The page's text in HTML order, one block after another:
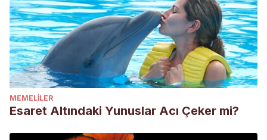
MEMELILER
Esaret Altındaki Yunuslar Acı Çeker mi?